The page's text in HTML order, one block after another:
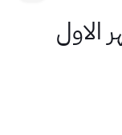
الاول